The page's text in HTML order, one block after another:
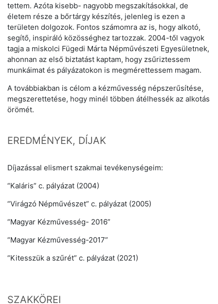
tettem. Azóta kisebb- nagyobb megszakításokkal, de
életem része a bőrtárgy készítés, jelenleg is ezen a
területen dolgozok. Fontos számomra az is, hogy alkotó,
segítő, inspiráló közösséghez tartozzak. 2004-től vagyok
tagja a miskolci Fügedi Márta Népművészeti Egyesületnek,
ahonnan az első biztatást kaptam, hogy zsűriztessem
munkáimat és pályázatokon is megmérettessem magam.
A továbbiakban is célom a kézművesség népszerűsítése,
megszerettetése, hogy minél többen átélhessék az alkotás
örömét.
EREDMÉNYEK, DÍJAK
Díjazással elismert szakmai tevékenységeim:
“Kaláris” c. pályázat (2004)
“Virágzó Népművészet” c. pályázat (2005)
“Magyar Kézművesség- 2016”
“Magyar Kézművesség-2017”
“Kitesszük a szűrét” c. pályázat (2021)
SZAKKÖREI